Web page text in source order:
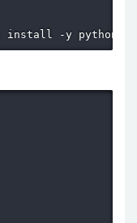
-y python3"